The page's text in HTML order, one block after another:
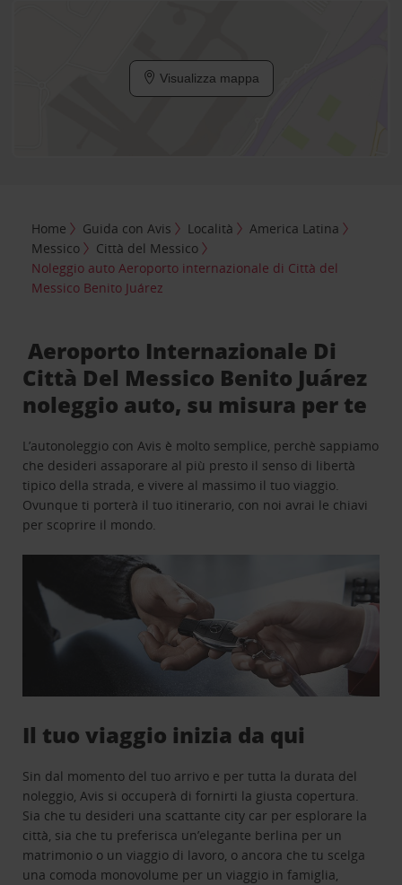
Visualizza mappa
Home Guida con Avis Località
America Latina
Messico
Città del Messico
Noleggio auto Aeroporto internazionale di Città del
Messico Benito Juárez
Aeroporto Internazionale Di
Città Del Messico Benito Juárez
noleggio auto, su misura per te
L’autonoleggio con Avis è molto semplice, perchè sappiamo
che desideri assaporare al più presto il senso di libertà
tipico della strada, e vivere al massimo il tuo viaggio.
Ovunque ti porterà il tuo itinerario, con noi avrai le chiavi
per scoprire il mondo.
Il tuo viaggio inizia da qui
Sin dal momento del tuo arrivo e per tutta la durata del
noleggio, Avis si occuperà di fornirti la giusta copertura.
Sia che tu desideri una scattante city car per esplorare la
città, sia che tu preferisca un’elegante berlina per un
matrimonio o un viaggio di lavoro, o ancora che tu scelga
una comoda monovolume per un viaggio in famiglia,